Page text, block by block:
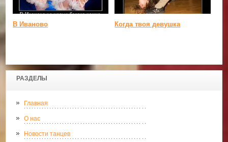
РАЗДЕЛЫ
Главная
О нас
Новости танцев
В Иваново Когда твоя девушка